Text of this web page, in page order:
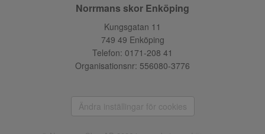
Norrmans skor Enköping
Kungsgatan 11
749 49 Enköping
Telefon: 0171-208 41
Organisationsnr: 556080-3776
Ändra inställingar för cookies